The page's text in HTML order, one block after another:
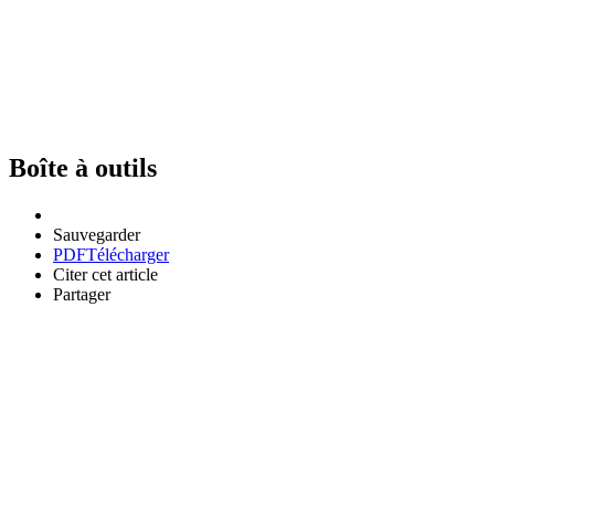
Boîte à outils
Sauvegarder
PDFTélécharger
Citer cet article
Partager